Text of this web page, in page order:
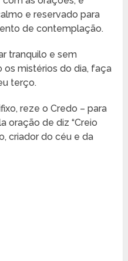
e reservado para
de contemplação.
tranquilo e sem
os mistérios do dia, faça
terço.
reze o Credo – para
oração de diz “Creio
criador do céu e da